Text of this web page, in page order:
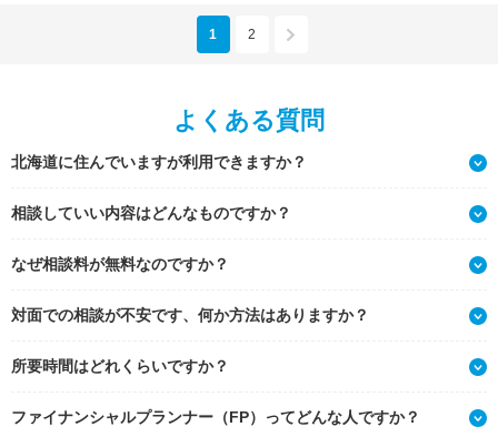
1 2
よくある質問
北海道に住んでいますが利用できますか？
相談していい内容はどんなものですか？
なぜ相談料が無料なのですか？
対面での相談が不安です、何か方法はありますか？
所要時間はどれくらいですか？
ファイナンシャルプランナー（FP）ってどんな人ですか？